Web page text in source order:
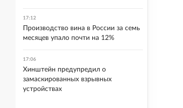
17:12
Производство вина в России за семь
месяцев упало почти на 12%
17:06
Хинштейн предупредил о
замаскированных взрывных
устройствах